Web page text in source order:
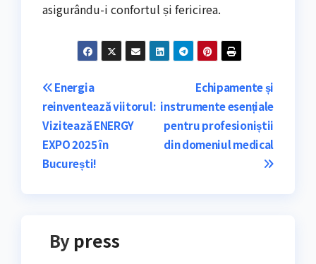
asigurându-i confortul și fericirea.
Navigare
în
articole
Echipamente și
instrumente esențiale
pentru profesioniștii
din domeniul medical
Energia
reinventează viitorul:
Vizitează ENERGY
EXPO 2025 în
București!
By press